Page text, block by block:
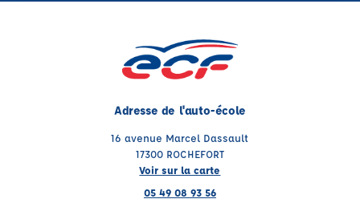
Adresse de l'auto-école
16 avenue Marcel Dassault
17300 ROCHEFORT
Voir sur la carte
05 49 08 93 56